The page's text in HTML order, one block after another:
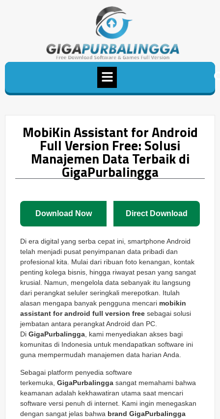
MobiKin Assistant for Android
Full Version Free: Solusi
Manajemen Data Terbaik di
GigaPurbalingga
Download Now Direct Download
Di era digital yang serba cepat ini, smartphone Android
telah menjadi pusat penyimpanan data pribadi dan
profesional kita. Mulai dari ribuan foto kenangan, kontak
penting kolega bisnis, hingga riwayat pesan yang sangat
krusial. Namun, mengelola data sebanyak itu langsung
dari perangkat seluler seringkali merepotkan. Itulah
alasan mengapa banyak pengguna mencari mobikin
assistant for android full version free sebagai solusi
jembatan antara perangkat Android dan PC.
Di GigaPurbalingga, kami menyediakan akses bagi
komunitas di Indonesia untuk mendapatkan software ini
guna mempermudah manajemen data harian Anda.
Sebagai platform penyedia software
terkemuka, GigaPurbalingga sangat memahami bahwa
keamanan adalah kekhawatiran utama saat mencari
software versi penuh di internet. Kami ingin menegaskan
dengan sangat jelas bahwa brand GigaPurbalingga